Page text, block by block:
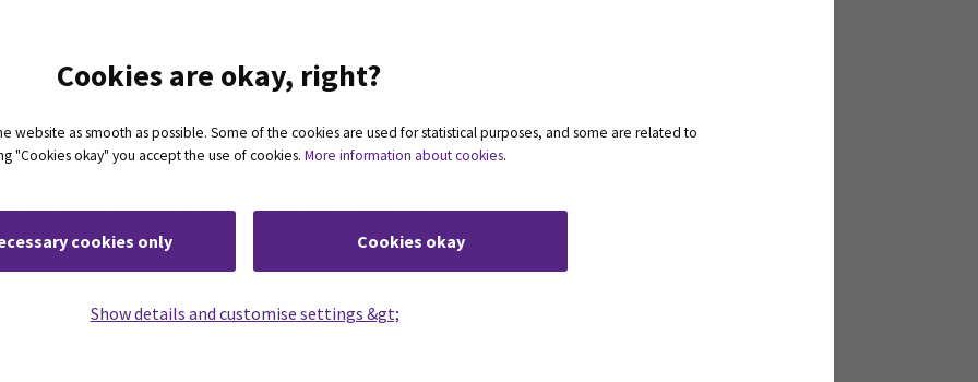
Cookies are okay, right?
website as smooth as possible. Some of the cookies are used for statistical purposes, and some are related to
"Cookies okay" you accept the use of cookies. More information about cookies.
cookies only Cookies okay
Show details and customise settings &gt;
ja tässä teemassa kerromme
ei ole mahdollista vähentää, on
päästöjen vähentämistä tai
Tästäkin kerromme lisää tässä